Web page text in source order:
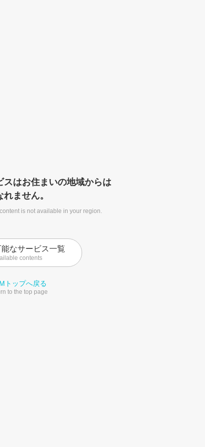
スはお住まいの地域からは
ません。
is not available in your region.
能なサービス一覧
contents
トップへ戻る
to the top page